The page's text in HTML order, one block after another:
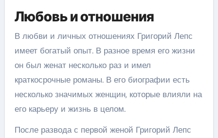
Любовь и отношения
В любви и личных отношениях Григорий Лепс
имеет богатый опыт. В разное время его жизни
он был женат несколько раз и имел
краткосрочные романы. В его биографии есть
несколько значимых женщин, которые влияли на
его карьеру и жизнь в целом.
После развода с первой женой Григорий Лепс